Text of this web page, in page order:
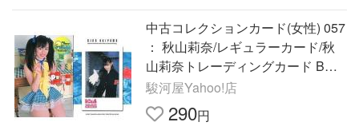
中古コレクションカード(女性) 057
： 秋山莉奈/レギュラーカード/秋
山莉奈トレーディングカード BOM
B CA
駿河屋Yahoo!店
290円